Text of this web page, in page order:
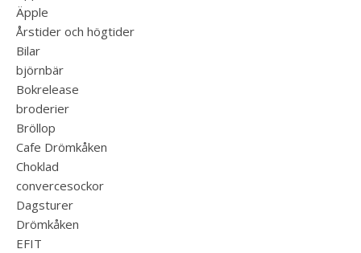
Äpple
Årstider och högtider
Bilar
björnbär
Bokrelease
broderier
Bröllop
Cafe Drömkåken
Choklad
convercesockor
Dagsturer
Drömkåken
EFIT